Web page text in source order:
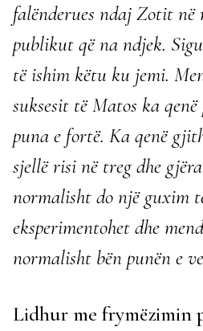
falënderues ndaj Zotit në
publikut që na ndjek.
të ishim këtu ku jemi.
suksesit të Matos ka
puna e fortë. Ka qenë
sjellë risi në treg dhe
normalisht do një guxim
eksperimentohet dhe
normalisht bën punën e
Lidhur me frymëzimin